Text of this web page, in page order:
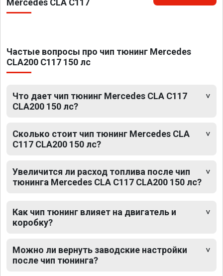
Mercedes CLA C117
Частые вопросы про чип тюнинг Mercedes
CLA200 C117 150 лс
Что дает чип тюнинг Mercedes CLA C117
CLA200 150 лс?
Сколько стоит чип тюнинг Mercedes CLA
C117 CLA200 150 лс?
Увеличится ли расход топлива после чип
тюнинга Mercedes CLA C117 CLA200 150 лс?
Как чип тюнинг влияет на двигатель и
коробку?
Можно ли вернуть заводские настройки
после чип тюнинга?